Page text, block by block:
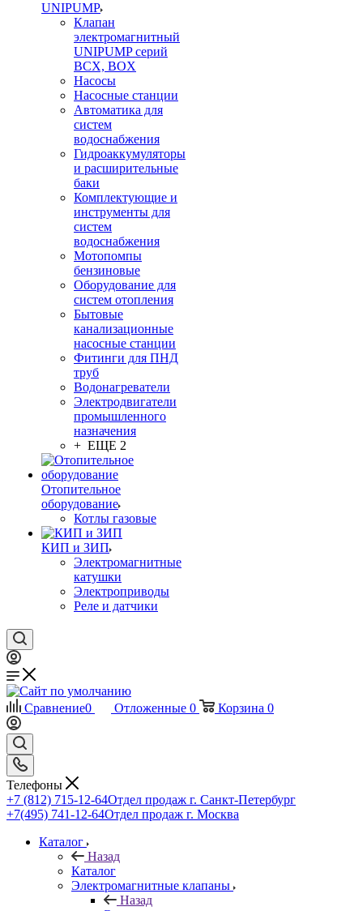
UNIPUMP
Клапан
электромагнитный
UNIPUMP серий
BCX, BOX
Насосы
Насосные станции
Автоматика для
систем
водоснабжения
Гидроаккумуляторы
и расширительные
баки
Комплектующие и
инструменты для
систем
водоснабжения
Мотопомпы
бензиновые
Оборудование для
систем отопления
Бытовые
канализационные
насосные станции
Фитинги для ПНД
труб
Водонагреватели
Электродвигатели
промышленного
назначения
+ ЕЩЕ 2
Отопительное
оборудование
Котлы газовые
КИП и ЗИП
Электромагнитные
катушки
Электроприводы
Реле и датчики
Сравнение0 Отложенные 0 Корзина 0
Телефоны
+7 (812) 715-12-64Отдел продаж г. Санкт-Петербург
+7(495) 741-12-64Отдел продаж г. Москва
Каталог
Назад
Каталог
Электромагнитные клапаны
Назад